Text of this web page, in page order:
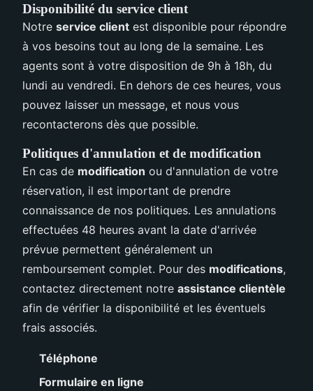
Disponibilité du service client
Notre service client est disponible pour répondre
à vos besoins tout au long de la semaine. Les
agents sont à votre disposition de 9h à 18h, du
lundi au vendredi. En dehors de ces heures, vous
pouvez laisser un message, et nous vous
recontacterons dès que possible.
Politiques d'annulation et de modification
En cas de modification ou d'annulation de votre
réservation, il est important de prendre
connaissance de nos politiques. Les annulations
effectuées 48 heures avant la date d'arrivée
prévue permettent généralement un
remboursement complet. Pour des modifications,
contactez directement notre assistance clientèle
afin de vérifier la disponibilité et les éventuels
frais associés.
Téléphone
Formulaire en ligne